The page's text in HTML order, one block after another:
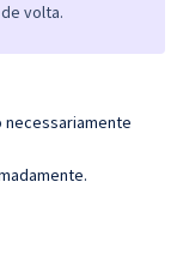
volta.
necessariamente